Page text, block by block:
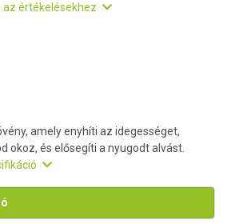
az értékelésekhez
amely enyhíti az idegességet,
okoz, és elősegíti a nyugodt alvást.